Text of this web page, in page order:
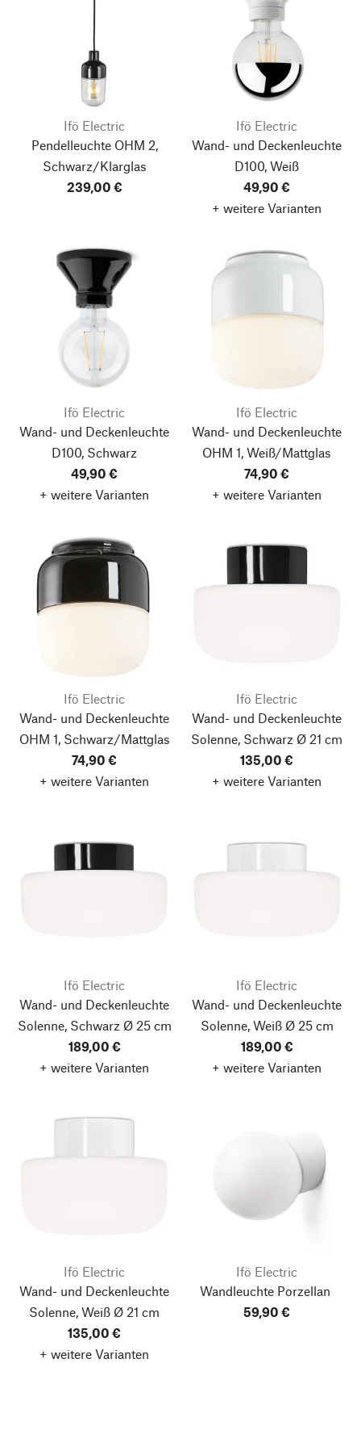
Ifö Electric
Pendelleuchte OHM 2,
Schwarz/Klarglas
239,00 €
Ifö Electric
Wand- und Deckenleuchte
D100, Weiß
49,90 €
+ weitere Varianten
Ifö Electric
Wand- und Deckenleuchte
D100, Schwarz
49,90 €
+ weitere Varianten
Ifö Electric
Wand- und Deckenleuchte
OHM 1, Weiß/Mattglas
74,90 €
+ weitere Varianten
Ifö Electric
Wand- und Deckenleuchte
OHM 1, Schwarz/Mattglas
74,90 €
+ weitere Varianten
Ifö Electric
Wand- und Deckenleuchte
Solenne, Schwarz Ø 21 cm
135,00 €
+ weitere Varianten
Ifö Electric
Wand- und Deckenleuchte
Solenne, Schwarz Ø 25 cm
189,00 €
+ weitere Varianten
Ifö Electric
Wand- und Deckenleuchte
Solenne, WeißØ 25 cm
189,00 €
+ weitere Varianten
Ifö Electric
Wand- und Deckenleuchte
Solenne, Weiß Ø 21 cm
135,00 €
+ weitere Varianten
Ifö Electric
Wandleuchte Porzellan
59,90 €